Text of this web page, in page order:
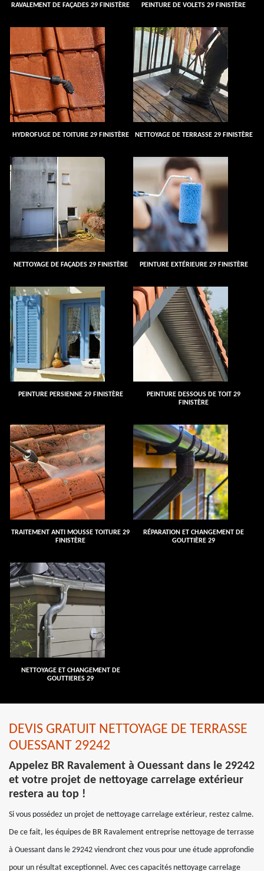
RAVALEMENT DE FAÇADES 29 FINISTÈRE PEINTURE DE VOLETS 29 FINISTÈRE
HYDROFUGE DE TOITURE 29 FINISTÈRE NETTOYAGE DE TERRASSE 29 FINISTÈRE
NETTOYAGE DE FAÇADES 29 FINISTÈRE PEINTURE EXTÉRIEURE 29 FINISTÈRE
PEINTURE PERSIENNE 29 FINISTÈRE
PEINTURE DESSOUS DE TOIT 29
FINISTÈRE
TRAITEMENT ANTI MOUSSE TOITURE 29
FINISTÈRE
RÉPARATION ET CHANGEMENT DE
GOUTTIÈRE 29
NETTOYAGE ET CHANGEMENT DE
GOUTTIERES 29
DEVIS GRATUIT NETTOYAGE DE TERRASSE
OUESSANT 29242
Appelez BR Ravalement à Ouessant dans le 29242
et votre projet de nettoyage carrelage extérieur
restera au top !
Si vous possédez un projet de nettoyage carrelage extérieur, restez calme.
De ce fait, les équipes de BR Ravalement entreprise nettoyage de terrasse
à Ouessant dans le 29242 viendront chez vous pour une étude approfondie
pour un résultat exceptionnel. Avec ces capacités nettoyage carrelage